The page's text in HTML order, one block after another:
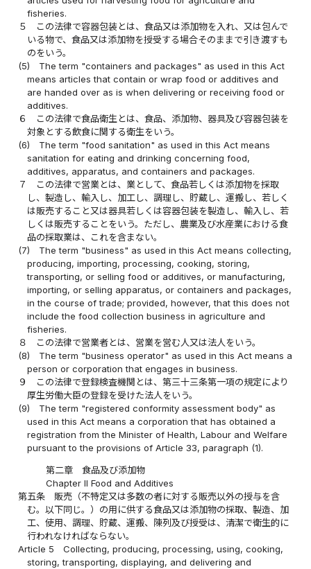
fisheries.
５
この法律で容器包装とは、食品又は添加物を入れ、又は包んで
いる物で、食品又は添加物を授受する場合そのままで引き渡すも
のをいう。
(5)
The term "containers and packages" as used in this Act
means articles that contain or wrap food or additives and
are handed over as is when delivering or receiving food or
additives.
６
この法律で食品衛生とは、食品、添加物、器具及び容器包装を
対象とする飲食に関する衛生をいう。
(6)
The term "food sanitation" as used in this Act means
sanitation for eating and drinking concerning food,
additives, apparatus, and containers and packages.
７
この法律で営業とは、業として、食品若しくは添加物を採取
し、製造し、輸入し、加工し、調理し、貯蔵し、運搬し、若しく
は販売すること又は器具若しくは容器包装を製造し、輸入し、若
しくは販売することをいう。ただし、農業及び水産業における食
品の採取業は、これを含まない。
(7)
The term "business" as used in this Act means collecting,
producing, importing, processing, cooking, storing,
transporting, or selling food or additives, or manufacturing,
importing, or selling apparatus, or containers and packages,
in the course of trade; provided, however, that this does not
include the food collection business in agriculture and
fisheries.
８
この法律で営業者とは、営業を営む人又は法人をいう。
(8)
The term "business operator" as used in this Act means a
person or corporation that engages in business.
９
この法律で登録検査機関とは、第三十三条第一項の規定により
厚生労働大臣の登録を受けた法人をいう。
(9)
The term "registered conformity assessment body" as
used in this Act means a corporation that has obtained a
registration from the Minister of Health, Labour and Welfare
pursuant to the provisions of Article 33, paragraph (1).
第二章 食品及び添加物
Chapter II Food and Additives
第五条
販売（不特定又は多数の者に対する販売以外の授与を含
む。以下同じ。）の用に供する食品又は添加物の採取、製造、加
工、使用、調理、貯蔵、運搬、陳列及び授受は、清潔で衛生的に
行われなければならない。
Article 5
Collecting, producing, processing, using, cooking,
storing, transporting, displaying, and delivering and